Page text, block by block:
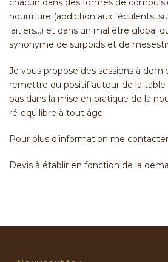
chacun dans des formes de
nourriture (addiction aux féculents,
laitiers…) et dans un mal être global
synonyme de surpoids et de
Je vous propose des sessions à
remettre du positif autour de la table
pas dans la mise en pratique de la
ré-équilibre à tout âge.
Pour plus d’information me
Devis à établir en fonction de la